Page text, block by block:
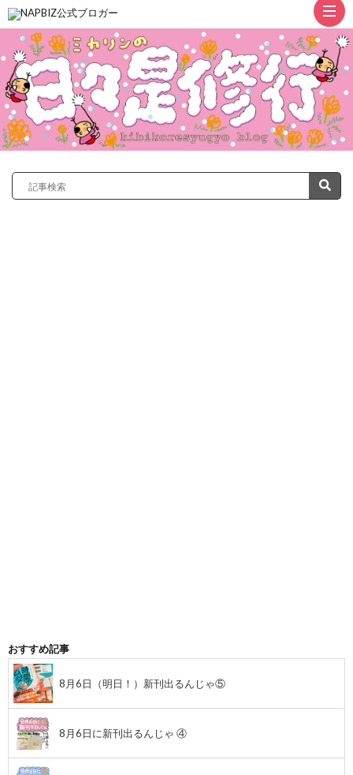
ト
ッ
おすすめ記事
8月6日（明日！）新刊出るんじゃ⑤
8月6日に新刊出るんじゃ ④